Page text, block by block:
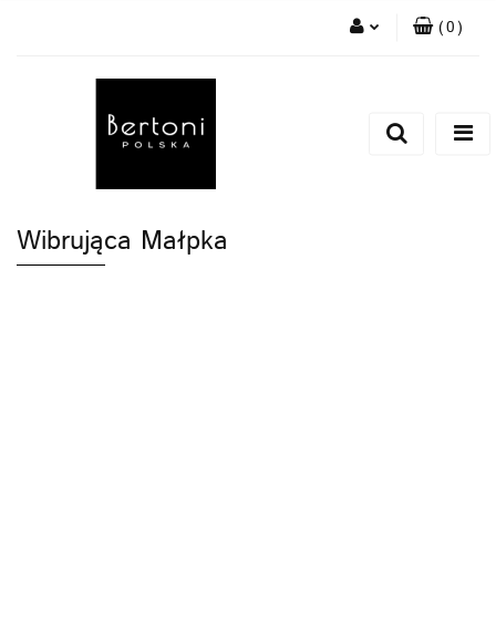
(0)
Wibrująca Małpka